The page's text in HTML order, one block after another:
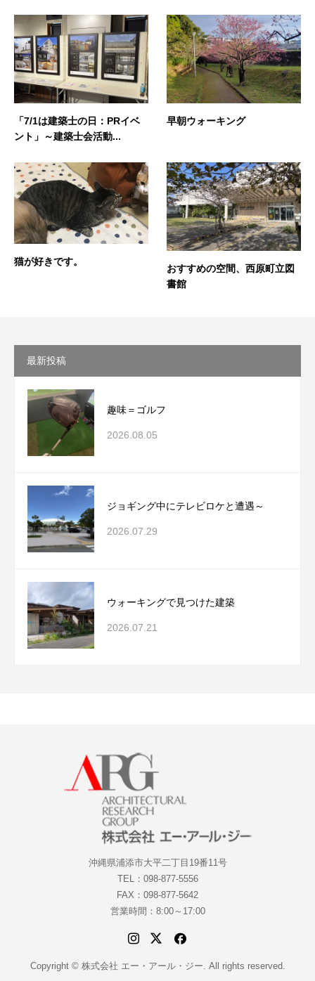
「7/1は建築士の日：PRイベ
ント」～建築士会活動...
早朝ウォーキング
猫が好きです。
おすすめの空間、西原町立図
書館
最新投稿
趣味＝ゴルフ
2026.08.05
ジョギング中にテレビロケと遭遇～
2026.07.29
ウォーキングで見つけた建築
2026.07.21
沖縄県浦添市大平二丁目19番11号
TEL：098-877-5556
FAX：098-877-5642
営業時間：8:00～17:00
Copyright © 株式会社 エー・アール・ジー. All rights reserved.